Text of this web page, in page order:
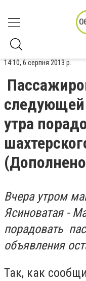
14:10, 6 серпня 2013 р.
следующей
утра
Вчера утром
Ясиноватая -
порадовать
объявления
Так, как